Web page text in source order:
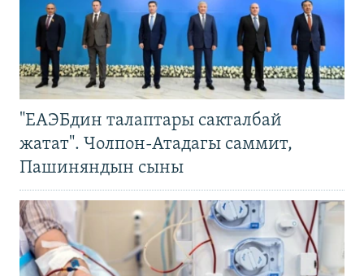
"ЕАЭБдин талаптары сакталбай
жатат". Чолпон-Атадагы саммит,
Пашиняндын сыны